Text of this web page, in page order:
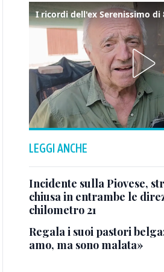
LEGGI ANCHE
Incidente sulla Piovese,
chiusa in entrambe le
chilometro 21
Regala i suoi pastori
amo, ma sono malata»